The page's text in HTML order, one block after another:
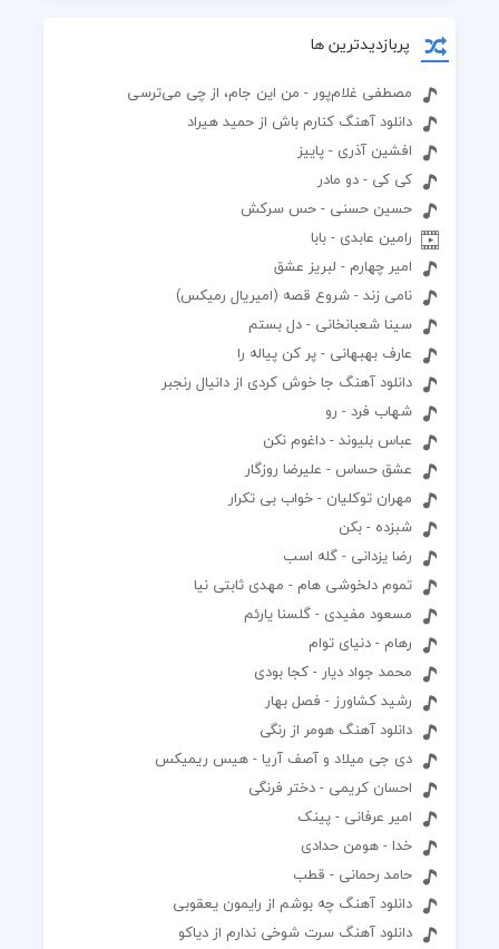
پربازدیدترین ها
مصطفی غلام‌پور - من این ‌جام، از چی می‌ترسی
دانلود آهنگ کنارم باش از حمید هیراد
افشین آذری - پاییز
کی کی - دو مادر
حسین حسنی - حس سرکش
رامین عابدی - بابا
امیر چهارم - لبریز عشق
نامی زند - شروع قصه (امیریال رمیکس)
سینا شعبانخانی - دل بستم
عارف بهبهانی - پر کن پیاله را
دانلود آهنگ جا خوش کردی از دانیال رنجبر
شهاب فرد - رو
عباس بلیوند - داغوم نکن
عشق حساس - علیرضا روزگار
مهران توکلیان - خواب بی تکرار
شبزده - بکن
رضا یزدانی - گله اسب
تموم دلخوشی هام - مهدی ثابتی نیا
مسعود مفیدی - گلسنا یارئم
رهام - دنیای توام
محمد جواد دیار - کجا بودی
رشید کشاورز - فصل بهار
دانلود آهنگ هومر از رنگی
دی جی میلاد و آصف آریا - هیس ریمیکس
احسان کریمی - دختر فرنگی
امیر عرفانی - پینک
خدا - هومن حدادی
حامد رحمانی - قطب
دانلود آهنگ چه بوشم از رایمون یعقوبی
دانلود آهنگ سرت شوخی ندارم از دیاکو
بمیرم یه گوشه تو تنهائیام
میدونم کسی نیس برام تب کنه
کسی نیس که هر وقت به هم ریختم
پریشونیام‌و مرتب کنه...